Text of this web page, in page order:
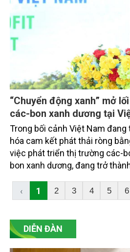
“Chuyển động xanh” mở
các-bon xanh dương tại
Trong bối cảnh Việt Nam
hóa cam kết phát thải ròng
việc phát triển thị trường các-
bon xanh dương, đang trở
thiên nhiên và phát triển kinh tế
‹ 1 2 3 4 5 6
DIỄN ĐÀN